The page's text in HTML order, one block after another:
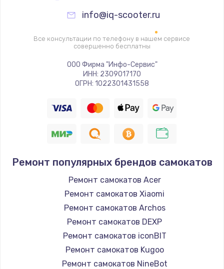
Замена южного моста
2885 руб.
Заказать
Замена контроллера питания
1490 руб.
945 руб.
Заказать
Замена материнской платы
Заказать
info@iq-scooter.ru
Все консультации по телефону в нашем сервисе
совершенно бесплатны
ООО Фирма "Инфо-Сервис"
ИНН: 2309017170
ОГРН: 1022301431558
Ремонт популярных брендов самокатов
Ремонт самокатов Acer
Ремонт самокатов Xiaomi
Ремонт самокатов Archos
Ремонт самокатов DEXP
Ремонт самокатов iconBIT
Ремонт самокатов Kugoo
Ремонт самокатов NineBot